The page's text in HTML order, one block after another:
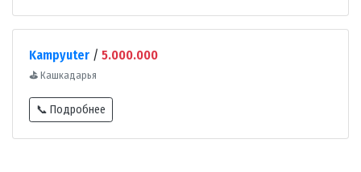
Kampyuter / 5.000.000
⛳ Кашкадарья
📞 Подробнее